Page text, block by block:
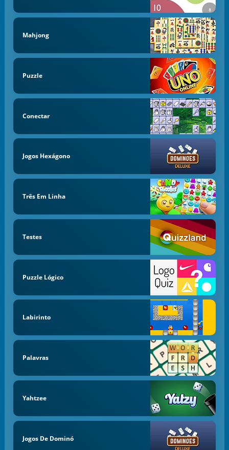
Mahjong
Puzzle
Conectar
Jogos Hexágono
Três Em Linha
Testes
Puzzle Lógico
Labirinto
Palavras
Yahtzee
Jogos De Dominó